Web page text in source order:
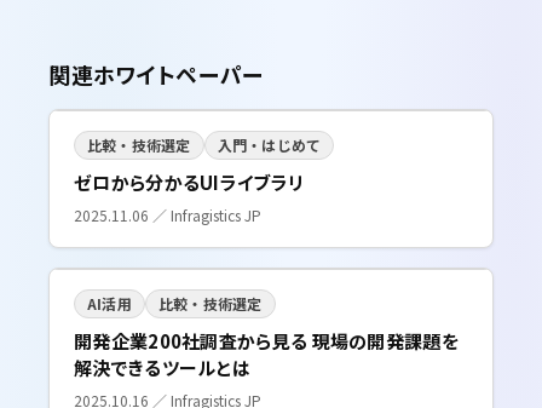
関連ホワイトペーパー
比較・技術選定 入門・はじめて
ゼロから分かるUIライブラリ
2025.11.06 ／ Infragistics JP
AI活用 比較・技術選定
開発企業200社調査から見る 現場の開発課題を
解決できるツールとは
2025.10.16 ／ Infragistics JP